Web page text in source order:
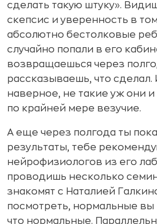
сделать такую штуку».
скепсис и уверенность в
абсолютно бестолковые
случайно попали в его
возвращаешься через
рассказываешь, что сделал.
наверное, не такие уж они
по крайней мере везучие.
А еще через полгода ты
результаты, тебе
нейрофизиологов из его
проводишь несколько
знакомят с Наталией
посмотреть, нормальные вы
что нормальные.